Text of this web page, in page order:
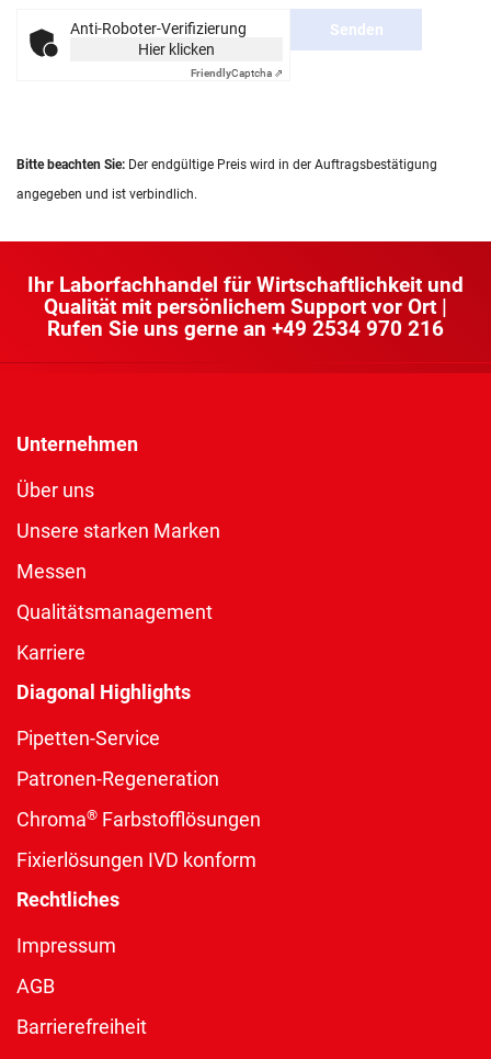
Anti-Roboter-Verifizierung
Hier klicken
FriendlyCaptcha ⇗
Senden
Bitte beachten Sie: Der endgültige Preis wird in der Auftragsbestätigung
angegeben und ist verbindlich.
Ihr Laborfachhandel für Wirtschaftlichkeit und
Qualität mit persönlichem Support vor Ort |
Rufen Sie uns gerne an +49 2534 970 216
Unternehmen
Über uns
Unsere starken Marken
Messen
Qualitätsmanagement
Karriere
Diagonal Highlights
Pipetten-Service
Patronen-Regeneration
Chroma® Farbstofflösungen
Fixierlösungen IVD konform
Rechtliches
Impressum
AGB
Barrierefreiheit